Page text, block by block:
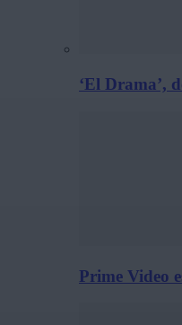
‘El Drama’,
Prime Video